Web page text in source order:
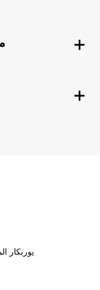
يوربكار